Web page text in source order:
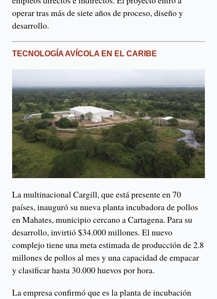
operar tras más de siete años de proceso, diseño y
desarrollo.
TECNOLOGÍA AVÍCOLA EN EL CARIBE
La multinacional Cargill, que está presente en 70
países, inauguró su nueva planta incubadora de pollos
en Mahates, municipio cercano a Cartagena. Para su
desarrollo, invirtió $34.000 millones. El nuevo
complejo tiene una meta estimada de producción de 2.8
millones de pollos al mes y una capacidad de empacar
y clasificar hasta 30.000 huevos por hora.
La empresa confirmó que es la planta de incubación